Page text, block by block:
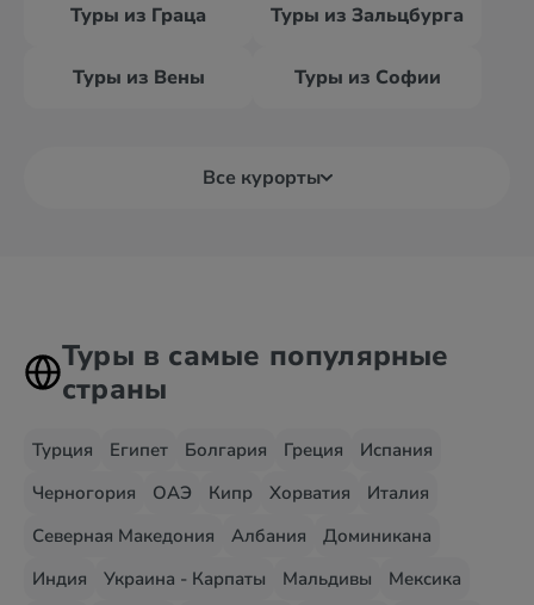
Туры из Граца Туры из Зальцбурга
Туры из Вены Туры из Софии
Все курорты
Туры в самые популярные
страны
Турция Египет Болгария Греция
Испания
Черногория
ОАЭ Кипр Хорватия
Италия
Северная Македония
Албания
Доминикана
Индия
Украина - Карпаты Мальдивы Мексика